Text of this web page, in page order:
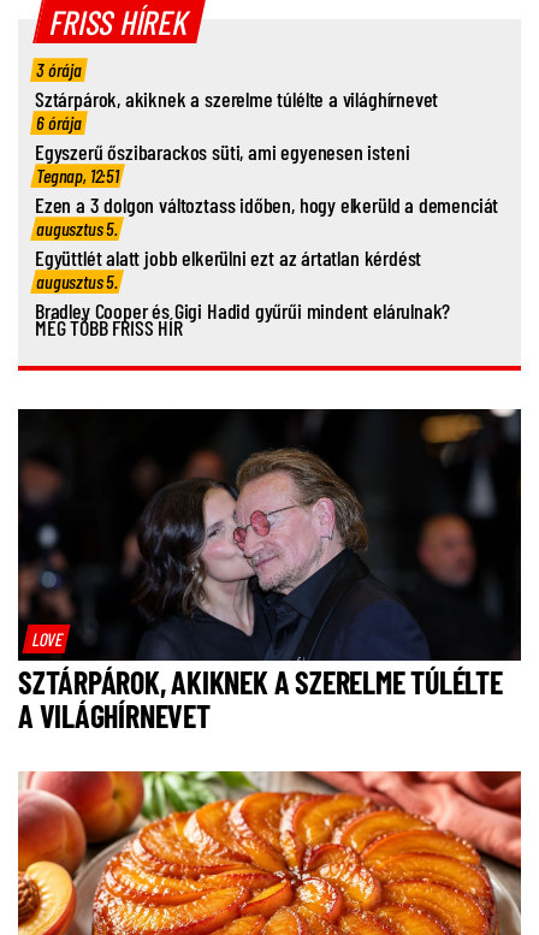
FRISS HÍREK
3 órája
Sztárpárok, akiknek a szerelme túlélte a világhírnevet
6 órája
Egyszerű őszibarackos süti, ami egyenesen isteni
Tegnap, 12:51
Ezen a 3 dolgon változtass időben, hogy elkerüld a demenciát
augusztus 5.
Együttlét alatt jobb elkerülni ezt az ártatlan kérdést
augusztus 5.
Bradley Cooper és Gigi Hadid gyűrűi mindent elárulnak?
MÉG TÖBB FRISS HÍR
LOVE
SZTÁRPÁROK, AKIKNEK A SZERELME TÚLÉLTE
A VILÁGHÍRNEVET